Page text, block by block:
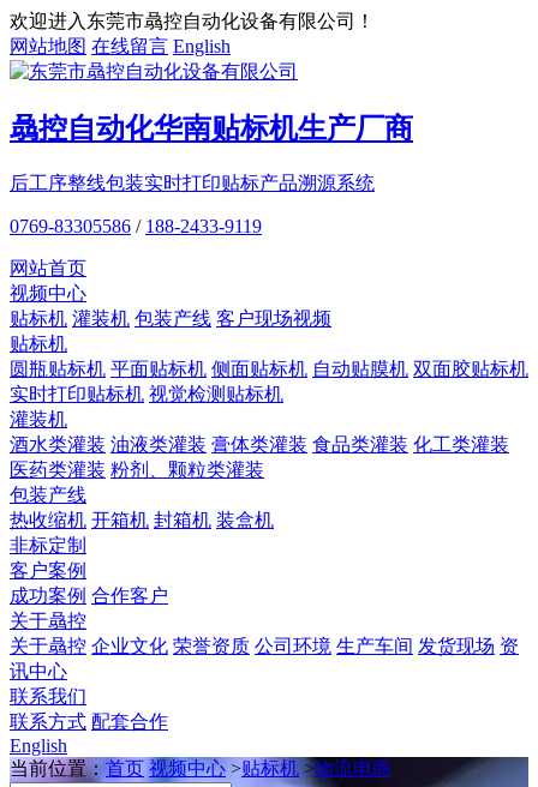
欢迎进入东莞市骉控自动化设备有限公司！
网站地图 在线留言 English
骉控自动化华南贴标机生产厂商
后工序整线包装实时打印贴标产品溯源系统
0769-83305586 / 188-2433-9119
网站首页
视频中心
贴标机 灌装机 包装产线 客户现场视频
贴标机
圆瓶贴标机 平面贴标机 侧面贴标机 自动贴膜机 双面胶贴标机
实时打印贴标机 视觉检测贴标机
灌装机
酒水类灌装 油液类灌装 膏体类灌装 食品类灌装 化工类灌装
医药类灌装 粉剂、颗粒类灌装
包装产线
热收缩机 开箱机 封箱机 装盒机
非标定制
客户案例
成功案例 合作客户
关于骉控
关于骉控 企业文化 荣誉资质 公司环境 生产车间 发货现场 资
讯中心
联系我们
联系方式 配套合作
English
当前位置： 首页 视频中心 >贴标机 >物流电商